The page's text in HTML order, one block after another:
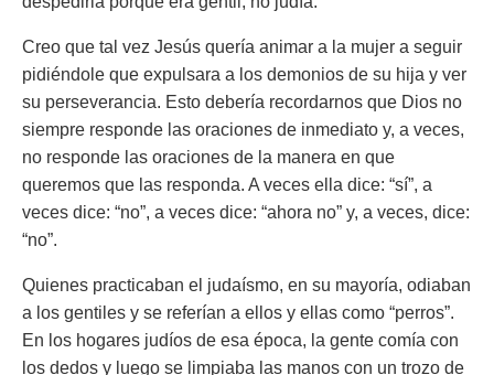
Creo que tal vez Jesús quería animar a la mujer a seguir
pidiéndole que expulsara a los demonios de su hija y ver
su perseverancia. Esto debería recordarnos que Dios no
siempre responde las oraciones de inmediato y, a veces,
no responde las oraciones de la manera en que
queremos que las responda. A veces ella dice: “sí”, a
veces dice: “no”, a veces dice: “ahora no” y, a veces, dice:
“no”.
Quienes practicaban el judaísmo, en su mayoría, odiaban
a los gentiles y se referían a ellos y ellas como “perros”.
En los hogares judíos de esa época, la gente comía con
los dedos y luego se limpiaba las manos con un trozo de